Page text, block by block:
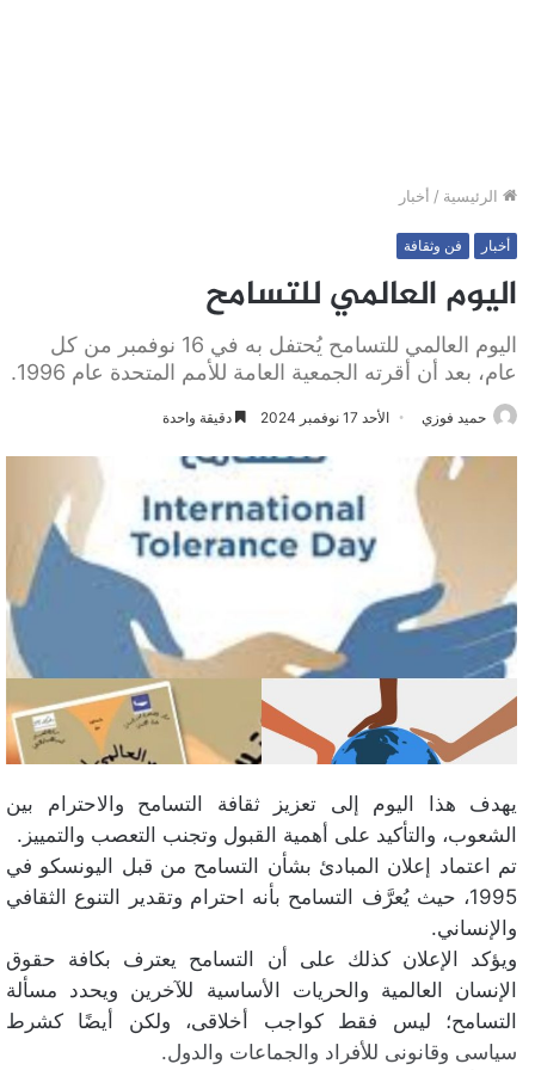
الرئيسية / أخبار
أخبار فن وثقافة
اليوم العالمي للتسامح
اليوم العالمي للتسامح يُحتفل به في 16 نوفمبر من كل
عام، بعد أن أقرته الجمعية العامة للأمم المتحدة عام 1996.
حميد فوزي الأحد 17 نوفمبر 2024 دقيقة واحدة
يهدف هذا اليوم إلى تعزيز ثقافة التسامح والاحترام بين
الشعوب، والتأكيد على أهمية القبول وتجنب التعصب والتمييز.
تم اعتماد إعلان المبادئ بشأن التسامح من قبل اليونسكو في
1995، حيث يُعرَّف التسامح بأنه احترام وتقدير التنوع الثقافي
والإنساني.
ويؤكد الإعلان كذلك على أن التسامح يعترف بكافة حقوق
الإنسان العالمية والحريات الأساسية للآخرين ويحدد مسألة
التسامح؛ ليس فقط كواجب أخلاقى، ولكن أيضًا كشرط
سياسى وقانونى للأفراد والجماعات والدول.